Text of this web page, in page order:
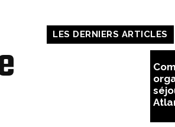
LES DERNIERS ARTICLES